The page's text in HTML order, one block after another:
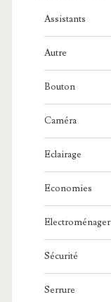
Assistants
Autre
Bouton
Caméra
Eclairage
Economies
Electroménager
Sécurité
Serrure